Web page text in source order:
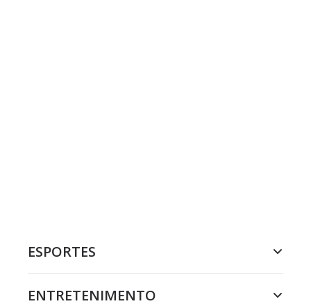
ESPORTES
ENTRETENIMENTO